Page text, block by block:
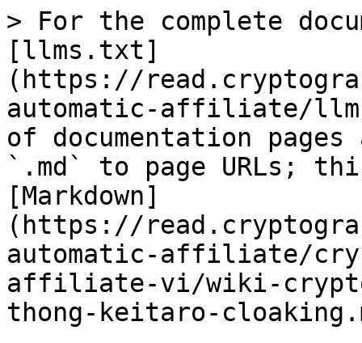
> For the complete
[llms.txt]
(https://
automatic-affiliate/
of documentation
`.md` to page URLs;
[Markdown]
(https://
automatic-affiliate/
affiliate-vi/wiki-
thong-keitaro-